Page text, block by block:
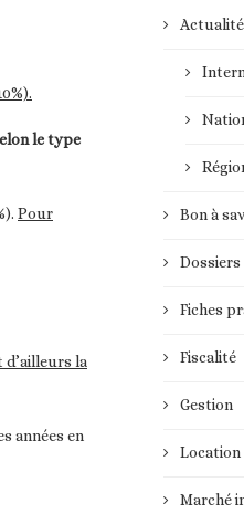
le type
Pour
d’ailleurs la
années en
Bon à
Dossiers
Fiches
Fiscalité
Gestion
Location
Marché